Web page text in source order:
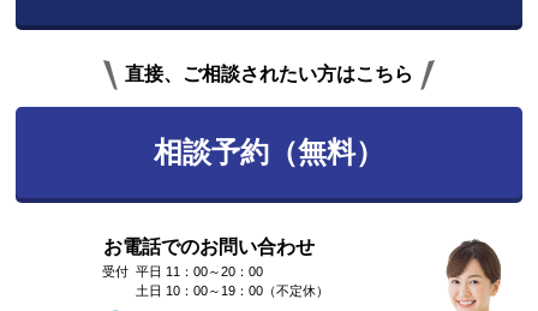
直接、ご相談されたい方はこちら
相談予約（無料）
お電話でのお問い合わせ
平日 11：00～20：00
土日 10：00～19：00（不定休）